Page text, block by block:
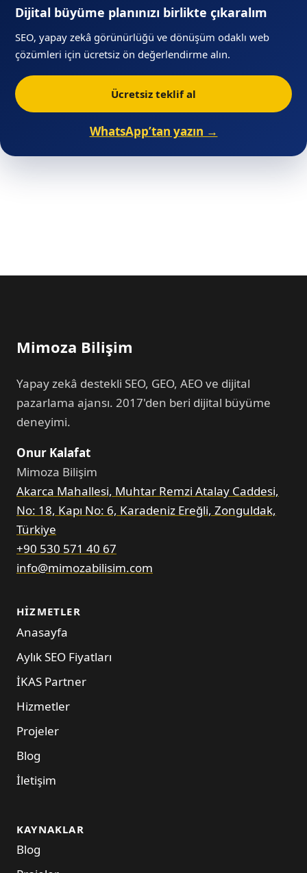
Dijital büyüme planınızı birlikte çıkaralım
SEO, yapay zekâ görünürlüğü ve dönüşüm odaklı web
çözümleri için ücretsiz ön değerlendirme alın.
Ücretsiz teklif al
WhatsApp’tan yazın →
Mimoza Bilişim
Yapay zekâ destekli SEO, GEO, AEO ve dijital
pazarlama ajansı. 2017'den beri dijital büyüme
deneyimi.
Onur Kalafat
Mimoza Bilişim
Akarca Mahallesi, Muhtar Remzi Atalay Caddesi,
No: 18, Kapı No: 6, Karadeniz Ereğli, Zonguldak,
Türkiye
+90 530 571 40 67
info@mimozabilisim.com
HIZMETLER
Anasayfa
Aylık SEO Fiyatları
İKAS Partner
Hizmetler
Projeler
Blog
İletişim
KAYNAKLAR
Blog